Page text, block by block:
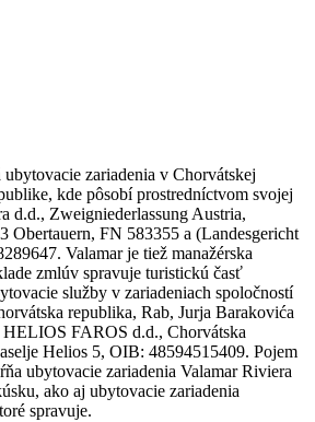
zariadenia v Chorvátskej
kde pôsobí prostredníctvom svojej
d.d., Zweigniederlassung Austria,
Obertauern, FN 583355 a (Landesgericht
Valamar je tiež manažérska
zmlúv spravuje turistickú časť
služby v zariadeniach spoločností
republika, Rab, Jurja Barakovića
FAROS d.d., Chorvátska
Helios 5, OIB: 48594515409. Pojem
ubytovacie zariadenia Valamar Riviera
ako aj ubytovacie zariadenia
spravuje.